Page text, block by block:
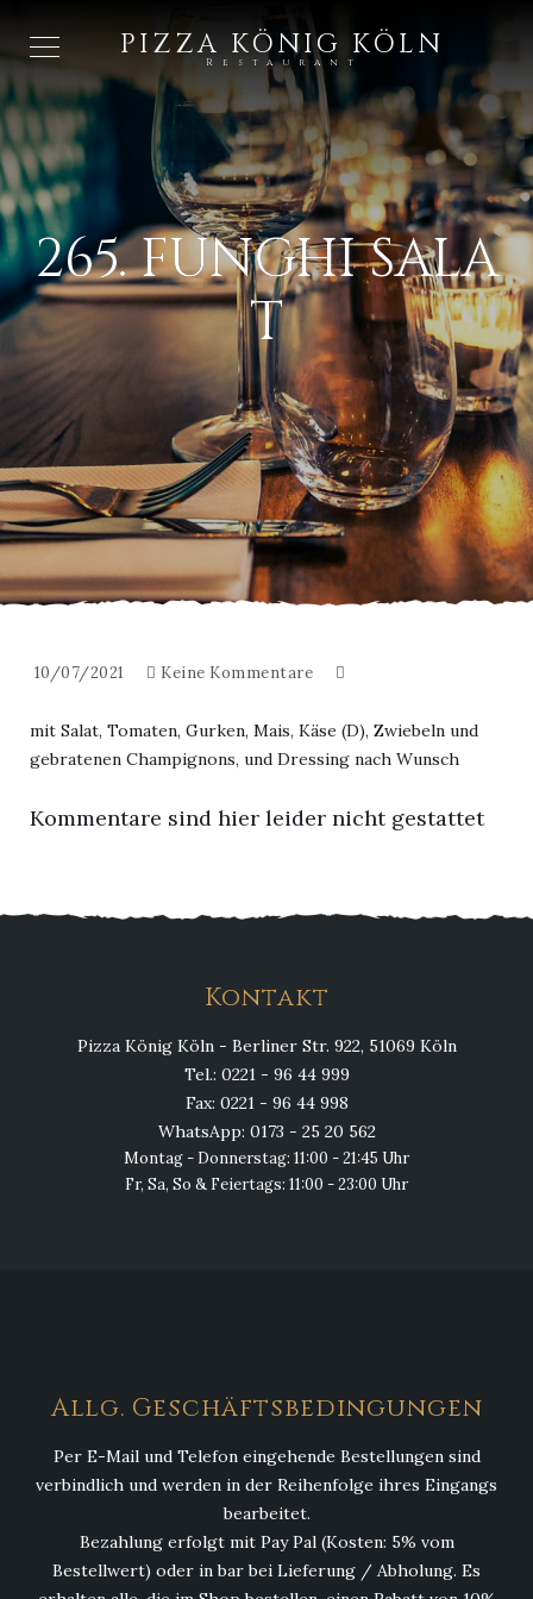
PIZZA KÖNIG KÖLN
Restaurant
265. FUNGHI SALA
T
10/07/2021 Keine Kommentare
mit Salat, Tomaten, Gurken, Mais, Käse (D), Zwiebeln und
gebratenen Champignons, und Dressing nach Wunsch
Kommentare sind hier leider nicht gestattet
Kontakt
Pizza König Köln - Berliner Str. 922, 51069 Köln
Tel.: 0221 - 96 44 999
Fax: 0221 - 96 44 998
WhatsApp: 0173 - 25 20 562
Montag - Donnerstag: 11:00 - 21:45 Uhr
Fr, Sa, So & Feiertags: 11:00 - 23:00 Uhr
Allg. Geschäftsbedingungen
Per E-Mail und Telefon eingehende Bestellungen sind
verbindlich und werden in der Reihenfolge ihres Eingangs
bearbeitet.
Bezahlung erfolgt mit Pay Pal (Kosten: 5% vom
Bestellwert) oder in bar bei Lieferung / Abholung. Es